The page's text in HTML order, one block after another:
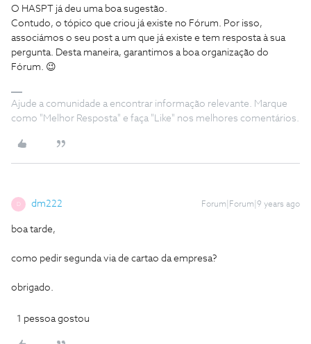
O HASPT já deu uma boa sugestão.
Contudo, o tópico que criou já existe no Fórum. Por isso,
associámos o seu post a um que já existe e tem resposta à sua
pergunta. Desta maneira, garantimos a boa organização do
Fórum. 😉
Ajude a comunidade a encontrar informação relevante. Marque
como "Melhor Resposta" e faça "Like" nos melhores comentários.
D dm222 Forum|Forum|9 years ago
boa tarde,
como pedir segunda via de cartao da empresa?
obrigado.
1 pessoa gostou